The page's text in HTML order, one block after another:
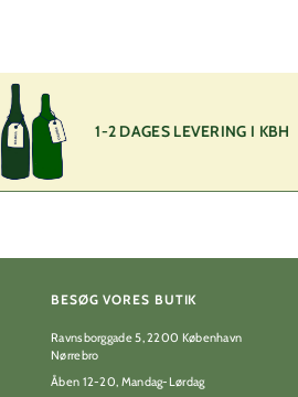
1-2 DAGES LEVERING I KBH
BESØG VORES BUTIK
Ravnsborggade 5, 2200 København
Nørrebro
Åben 12-20, Mandag-Lørdag